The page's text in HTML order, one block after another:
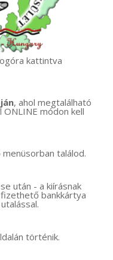
kattintva
, ahol megtalálható
módon kell
találod.
után - a kiírásnak
bankkártya
történik.